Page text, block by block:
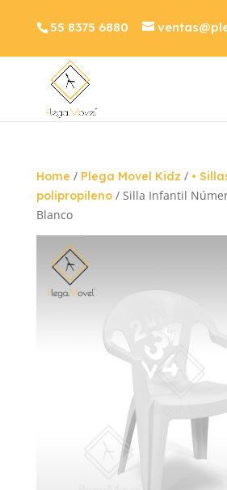
55 8375 6880
Home / Plega Movel Kidz / •
polipropileno/ Silla Infantil
Blanco